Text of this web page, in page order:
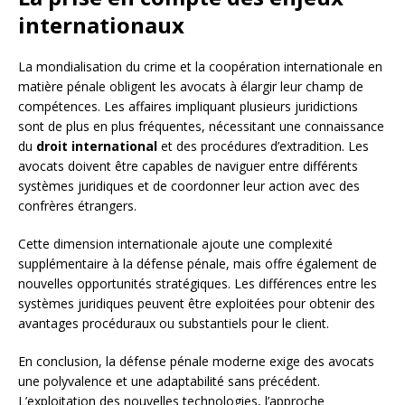
internationaux
La mondialisation du crime et la coopération internationale en
matière pénale obligent les avocats à élargir leur champ de
compétences. Les affaires impliquant plusieurs juridictions
sont de plus en plus fréquentes, nécessitant une connaissance
du droit international et des procédures d’extradition. Les
avocats doivent être capables de naviguer entre différents
systèmes juridiques et de coordonner leur action avec des
confrères étrangers.
Cette dimension internationale ajoute une complexité
supplémentaire à la défense pénale, mais offre également de
nouvelles opportunités stratégiques. Les différences entre les
systèmes juridiques peuvent être exploitées pour obtenir des
avantages procéduraux ou substantiels pour le client.
En conclusion, la défense pénale moderne exige des avocats
une polyvalence et une adaptabilité sans précédent.
L’exploitation des nouvelles technologies, l’approche